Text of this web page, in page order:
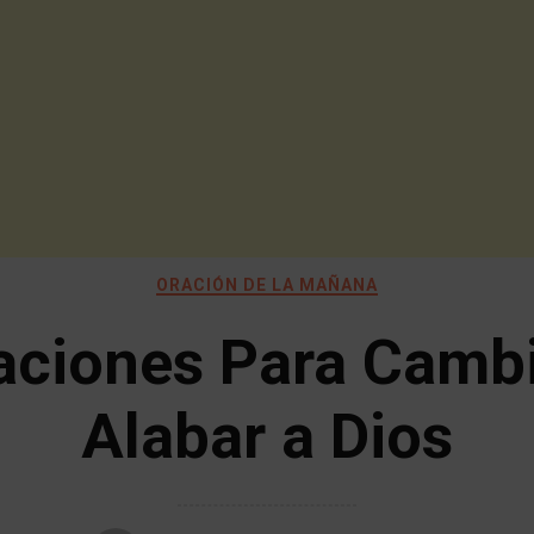
ORACIÓN DE LA MAÑANA
Para
Alabar a Dios